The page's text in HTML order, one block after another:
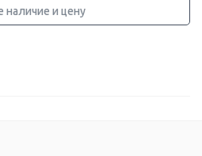
наличие и цену